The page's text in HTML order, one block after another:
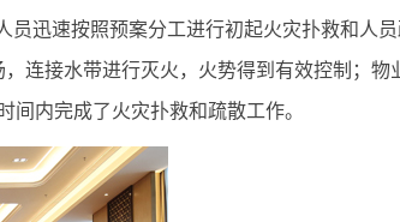
员迅速按照预案分工进行初起火灾扑救和人
连接水带进行灭火，火势得到有效控制；物
内完成了火灾扑救和疏散工作。